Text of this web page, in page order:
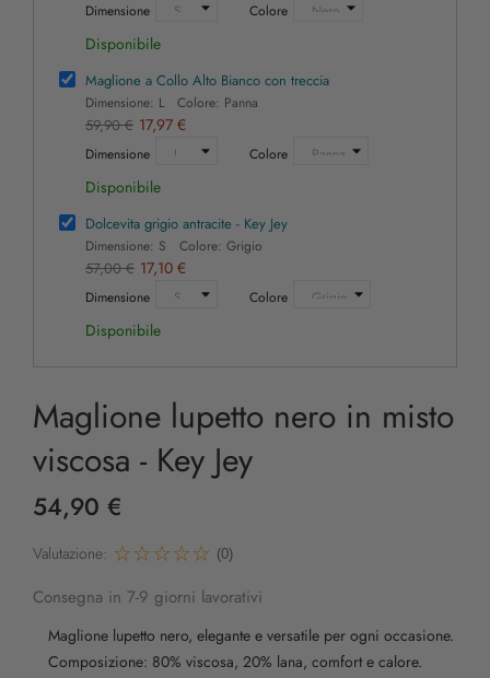
Dimensione Colore
Disponibile
Maglione a Collo Alto Bianco con treccia
Dimensione: L Colore: Panna
59,90 € 17,97 €
Dimensione Colore
Disponibile
Dolcevita grigio antracite - Key Jey
Dimensione: S Colore: Grigio
57,00 € 17,10 €
Dimensione Colore
Disponibile
Maglione lupetto nero in misto
viscosa - Key Jey
54,90 €
Valutazione: (0)
Consegna in 7-9 giorni lavorativi
Maglione lupetto nero, elegante e versatile per ogni occasione.
Composizione: 80% viscosa, 20% lana, comfort e calore.